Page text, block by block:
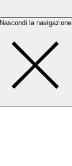
Nascondi la navigazione